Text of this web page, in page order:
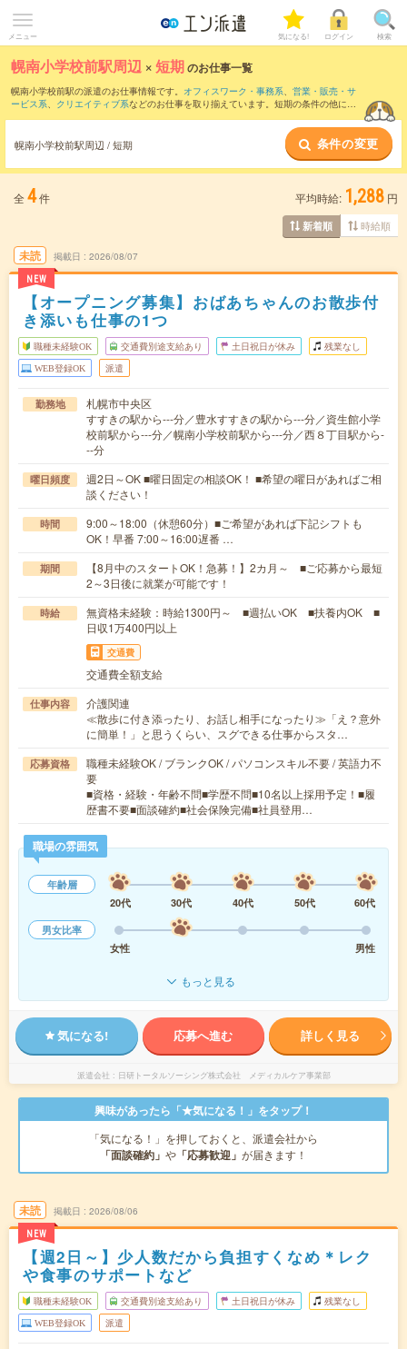
メニュー 気になる! ログイン 検索
幌南小学校前駅周辺 ×短期のお仕事一覧
幌南小学校前駅の派遣のお仕事情報です。 オフィスワーク・事務系、 営業・販売・サ
ービス系、 クリエイティブ系などのお仕事を取り揃えています。短期の条件の他に、
幌南小学校前駅周辺 / 短期 条件の変更
全 4件 平均時給: 1,288 円
新着順 時給順
未読
NEW
掲載日 2026/08/07
【オープニング募集】おばあちゃんのお散歩付
き添いも仕事の1つ
職種未経験OK 交通費別途支給あり 土日祝日が休み 残業なし
WEB登録OK 派遣
勤務地
札幌市中央区
すすきの駅から---分／豊水すすきの駅から---分／資生館小学
校前駅から---分／幌南小学校前駅から---分／西８丁目駅から-
--分
曜日頻度
週2日～OK ■曜日固定の相談OK！ ■希望の曜日があればご相
談ください！
時間
9:00～18:00（休憩60分）■ご希望があれば下記シフトも
OK！早番 7:00～16:00遅番 …
期間
【8月中のスタートOK！急募！】2カ月～ ■ご応募から最短
2～3日後に就業が可能です！
時給
無資格未経験：時給1300円～ ■週払いOK ■扶養内OK ■
日収1万400円以上
交通費
交通費全額支給
仕事内容
介護関連
≪散歩に付き添ったり、お話し相手になったり≫「え？意外
に簡単！」と思うくらい、スグできる仕事からスタ…
応募資格
職種未経験OK / ブランクOK / パソコンスキル不要 / 英語力不
要
■資格・経験・年齢不問■学歴不問■10名以上採用予定！■履
歴書不要■面談確約■社会保険完備■社員登用…
職場の雰囲気
年齢層
20代
30代 40代 50代
60代
男女比率
女性
男性
もっと見る
気になる! 応募へ進む 詳しく見る
派遣会社 日研トータルソーシング株式会社 メディカルケア事業部
興味があったら「★気になる！」をタップ！
「気になる！」を押しておくと、派遣会社から
「面談確約」 や 「応募歓迎」 が届きます！
未読
NEW
掲載日 2026/08/06
【週2日～】少人数だから負担すくなめ＊レク
や食事のサポートなど
職種未経験OK 交通費別途支給あり 土日祝日が休み 残業なし
WEB登録OK 派遣